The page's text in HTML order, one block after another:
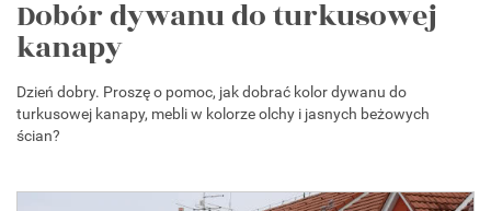
Dobór dywanu do turkusowej
kanapy
Dzień dobry. Proszę o pomoc, jak dobrać kolor dywanu do
turkusowej kanapy, mebli w kolorze olchy i jasnych beżowych
ścian?